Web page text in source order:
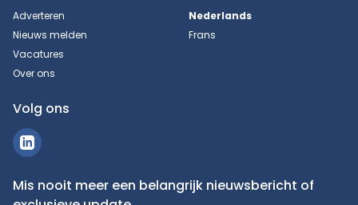
Adverteren
Nieuws melden
Vacatures
Over ons
Nederlands
Frans
Volg ons
Mis nooit meer een belangrijk nieuwsbericht of